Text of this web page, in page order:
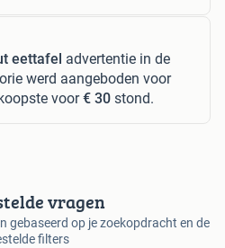
eettafel advertentie in de
werd aangeboden voor
voor€ 30 stond.
vragen
gebaseerd op je zoekopdracht en de
filters